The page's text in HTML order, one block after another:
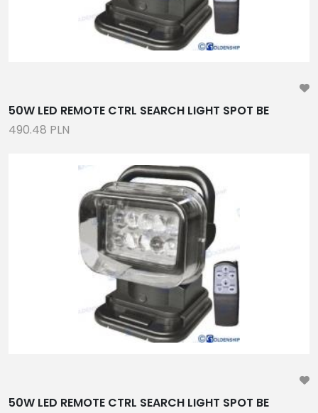
50W LED REMOTE CTRL SEARCH LIGHT SPOT BE
490.48 PLN
50W LED REMOTE CTRL SEARCH LIGHT SPOT BE